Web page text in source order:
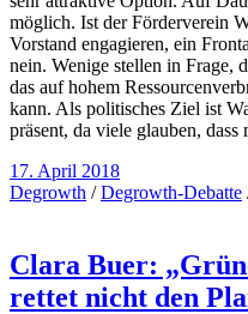
möglich. Ist der Förderverein
Vorstand engagieren, ein
nein. Wenige stellen in Frage,
das auf hohem
kann. Als politisches Ziel ist
präsent, da viele glauben,
17. April 2018
Degrowth /Degrowth-Debatte
Clara Buer:
rettet nicht den